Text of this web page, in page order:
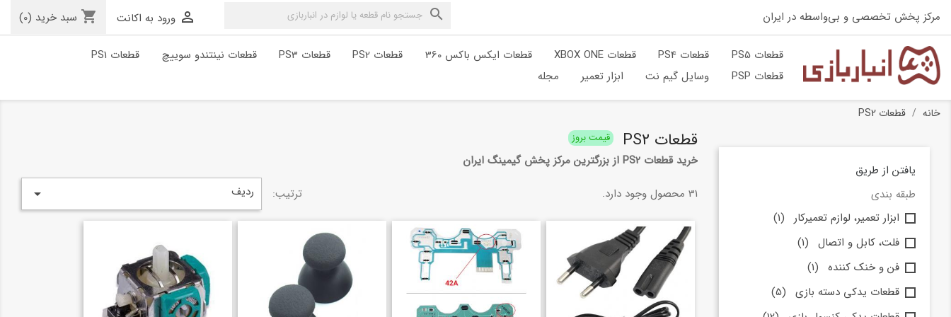
مرکز پخش تخصصی و بی‌واسطه در ایران 
 ورود به اکانت shopping_cart سبد خرید (0)
قطعات PS5 قطعات PS4 قطعات XBOX ONE قطعات ایکس باکس 360 قطعات PS2 قطعات PS3 قطعات نینتندو سوییچ
قطعات PS1
قطعات PSP
وسایل گیم نت ابزار تعمیر مجله
خانه قطعات PS2
یافتن از طریق
طبقه بندی
ابزار تعمیر، لوازم تعمیرکار (1)
فلت، کابل و اتصال (1)
فن و خنک کننده (1)
قطعات یدکی دسته بازی (5)
قطعات PS2 قیمت بروز
خرید قطعات PS2 از بزرگترین مرکز پخش گیمینگ ایران
31 محصول وجود دارد.
ترتیب: ردیف 